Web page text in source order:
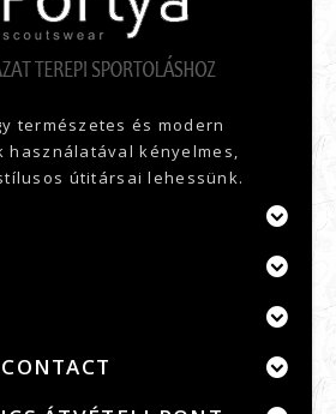
természetes és modern
használatával kényelmes,
útitársai lehessünk.